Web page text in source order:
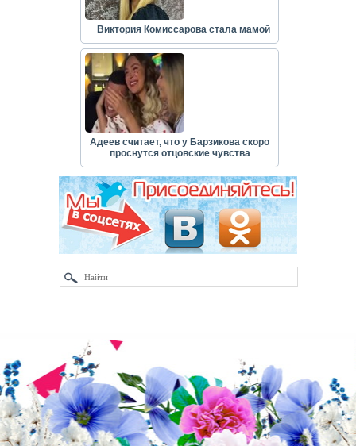
Виктория Комиссарова стала мамой
Адеев считает, что у Барзикова скоро
проснутся отцовские чувства